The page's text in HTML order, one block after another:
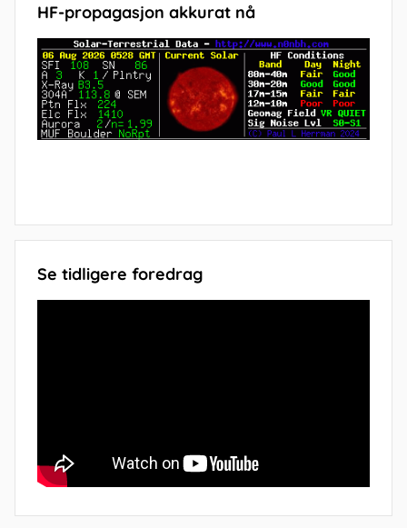
HF-propagasjon akkurat nå
Se tidligere foredrag